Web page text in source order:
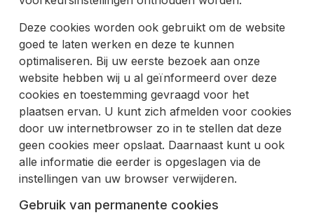
Deze cookies worden ook gebruikt om de website
goed te laten werken en deze te kunnen
optimaliseren. Bij uw eerste bezoek aan onze
website hebben wij u al geïnformeerd over deze
cookies en toestemming gevraagd voor het
plaatsen ervan. U kunt zich afmelden voor cookies
door uw internetbrowser zo in te stellen dat deze
geen cookies meer opslaat. Daarnaast kunt u ook
alle informatie die eerder is opgeslagen via de
instellingen van uw browser verwijderen.
Gebruik van permanente cookies